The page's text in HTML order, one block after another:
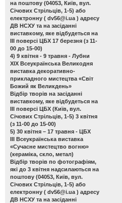
на поштову (04053, Київ, вул.
Січових Стрільців, 1-5) або
електронну ( dv56@i.ua ) адресу
ДВ НСХУ та на засіданні
виставкому, яке відбудеться на
ІІІ поверсі ЦБХ 17 березня (з 11-
00 до 15-00)
4) 9 квітня - 9 травня - Лубни
ХІХ Всеукраїнська Великодня
виставка декоративно-
прикладного мистецтва «Світ
Божий як Великдень»
Відбір творів на засіданні
виставкому, яке відбудеться на
ІІІ поверсі ЦБХ (Київ, вул.
Січових Стрільців, 1-5) 3 квітня
(з 11-00 до 15-00)
5) 30 квітня – 17 травня - ЦБХ
ІІІ Всеукраїнська виставка
«Сучасне мистецтво вогню»
(кераміка, скло, метал)
Відбір творів по фотографіям,
які до 3 квітня надсилаються на
поштову (04053, Київ, вул.
Січових Стрільців, 1-5) або
електронну ( dv56@i.ua ) адресу
ДВ НСХУ та на засіданні